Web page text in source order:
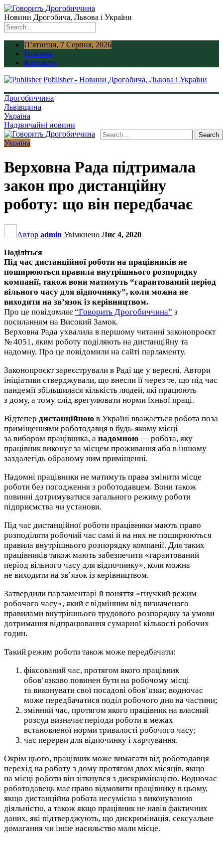
Новини Дрогобича, Львова і України
П’ятниця, 7 Серпня, 2026
Головна
Контакти
Publisher - Новини Дрогобича, Львова і України
Дрогобиччина
Львівщина
Україна
Надзвичайні новини
Україна
Верховна Рада підтримала
закон про дистанційну
роботу: що він передбачає
Автор admin Увімкнено Лис 4, 2020
Поділіться
Під час дистанційної роботи на працівників не
поширюються правила внутрішнього розпорядку
компанії, також вони матимуть “гарантований період
вільного часу для відпочинку”, коли можна не
виходити на зв’язок із керівництвом.
Про це повідомляє “Говорить Дрогобиччина” з
посиланням на Високий Замок.
Верховна Рада ухвалила в першому читанні законопроєкт
№ 4051, яким роботу поділяють на дистанційну та
надомну. Про це повідомили на сайті парламенту.
Законопроєкт зареєстрували в Раді ще у вересні. Автори
ініціативи стверджували, що внесли її через те, що під час
пандемії збільшилася кількість людей, які працюють
з дому, а тому слід врегулювати норми їхньої праці.
Відтепер дистанційною в Україні вважається робота поза
приміщеннями роботодавця в будь-якому місці
за вибором працівника, а надомною — робота, яку
працівник виконує за місцем проживання або в іншому
заздалегідь обраному ним приміщенні.
Надомні працівники не матимуть права змінити місце
роботи без погодження з роботодавцем. Вони також
повинні дотримуватися загального режиму роботи
підприємства чи установи.
Під час дистанційної роботи працівники мають право
розподіляти робочий час самі й на них не поширюються
правила внутрішнього розпорядку компанії. Для таких
працівників також мають забезпечити «гарантований
період вільного часу для відпочинку», коли можна
не виходити на зв’язок із керівництвом.
Затвердили парламентарі й поняття «гнучкий режим
робочого часу», який є відмінним від визначеного
правилами внутрішнього трудового розпорядку за умови
дотримання відпрацювання сумарної кількості робочих
годин.
Такий режим роботи також може передбачати:
фіксований час, протягом якого працівник
обов’язково повинен бути на робочому місці
та виконувати свої посадові обов’язки; водночас
може передбачатися поділ робочого дня на частини;
змінний час, протягом якого працівник на власний
розсуд визначає періоди роботи в межах
встановленої норми тривалості робочого часу;
час перерви для відпочинку і харчування.
Окрім цього, працівник може вимагати від роботодавця
перехід на роботу з дому протягом двох місяців, якщо
на місці роботи він зіткнувся з дискримінацією. Водночас
роботодавець має право відмовити працівнику в цьому,
якщо дистанційна робота несумісна з виконуваною
діяльністю, а також якщо працівник не навів фактичних
даних, які підтверджують, що дискримінація, сексуальне
домагання чи інше насильство мали місце.